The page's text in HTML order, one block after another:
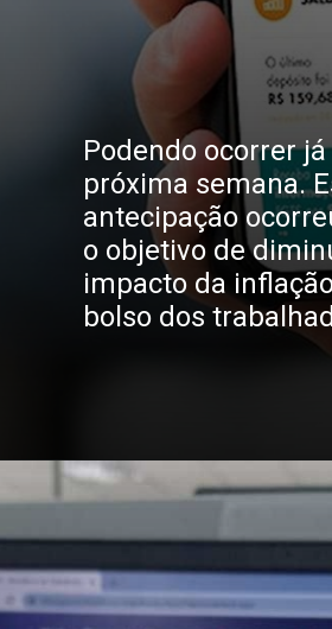
Podendo ocorrer já
próxima semana.
antecipação
o objetivo de
impacto da
bolso dos